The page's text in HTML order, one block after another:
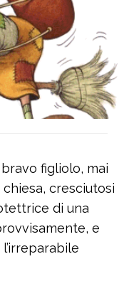
figliolo, mai
cresciutosi
di una
e